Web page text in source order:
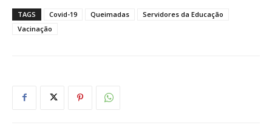
TAGS Covid-19 Queimadas
Servidores da Educação
Vacinação